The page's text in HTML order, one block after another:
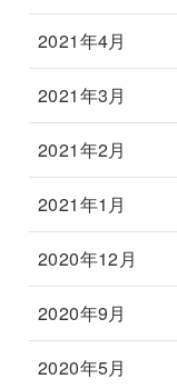
2021年4月
2021年3月
2021年2月
2021年1月
2020年12月
2020年9月
2020年5月